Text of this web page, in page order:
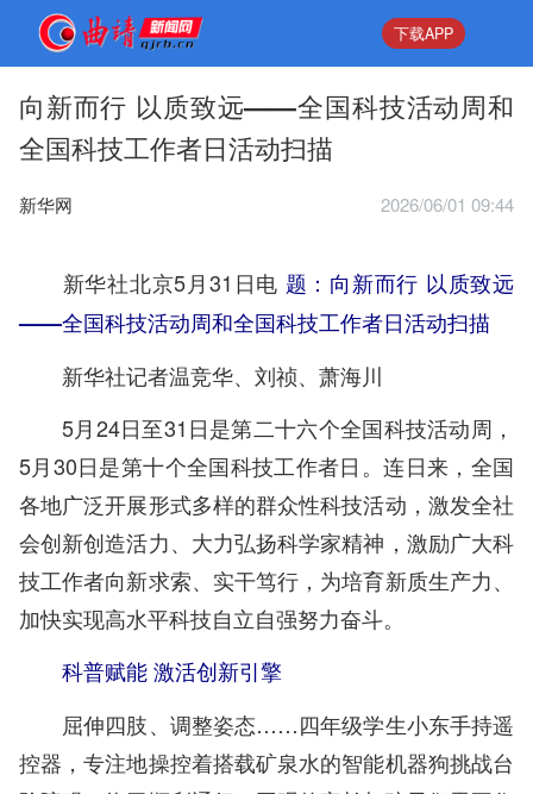
下载APP
向新而行 以质致远——全国科技活动周和
全国科技工作者日活动扫描
新华网 2026/06/01 09:44
新华社北京5月31日电 题：向新而行 以质致远
——全国科技活动周和全国科技工作者日活动扫描
新华社记者温竞华、刘祯、萧海川
5月24日至31日是第二十六个全国科技活动周，
5月30日是第十个全国科技工作者日。连日来，全国
各地广泛开展形式多样的群众性科技活动，激发全社
会创新创造活力、大力弘扬科学家精神，激励广大科
技工作者向新求索、实干笃行，为培育新质生产力、
加快实现高水平科技自立自强努力奋斗。
科普赋能 激活创新引擎
屈伸四肢、调整姿态……四年级学生小东手持遥
控器，专注地操控着搭载矿泉水的智能机器狗挑战台